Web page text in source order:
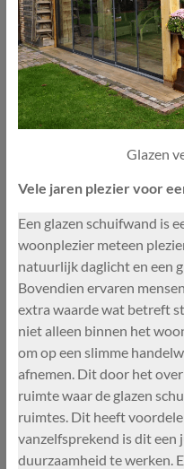
Glazen
Vele jaren plezier voor
Een glazen schuifwand is
woonplezier meteen
natuurlijk daglicht en een
Bovendien ervaren
extra waarde wat betreft
niet alleen binnen het
om op een slimme
afnemen. Dit door het
ruimte waar de glazen
ruimtes. Dit heeft
vanzelfsprekend is dit een
duurzaamheid te werken.